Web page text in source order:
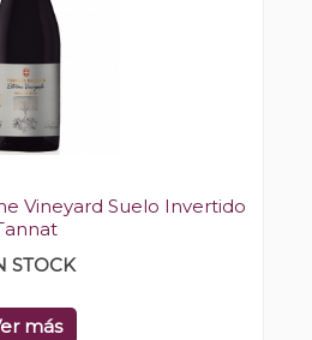
Vineyard Suelo Invertido
STOCK
más